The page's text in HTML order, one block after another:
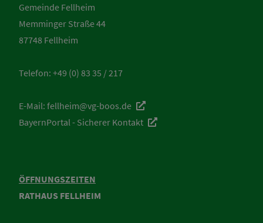
Gemeinde Fellheim
Memminger Straße 44
87748 Fellheim
Telefon: +49 (0) 83 35 / 217
E-Mail: fellheim@vg-boos.de
BayernPortal - Sicherer Kontakt
ÖFFNUNGSZEITEN
RATHAUS FELLHEIM